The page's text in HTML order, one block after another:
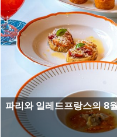
파리와 일레드프랑스의 8